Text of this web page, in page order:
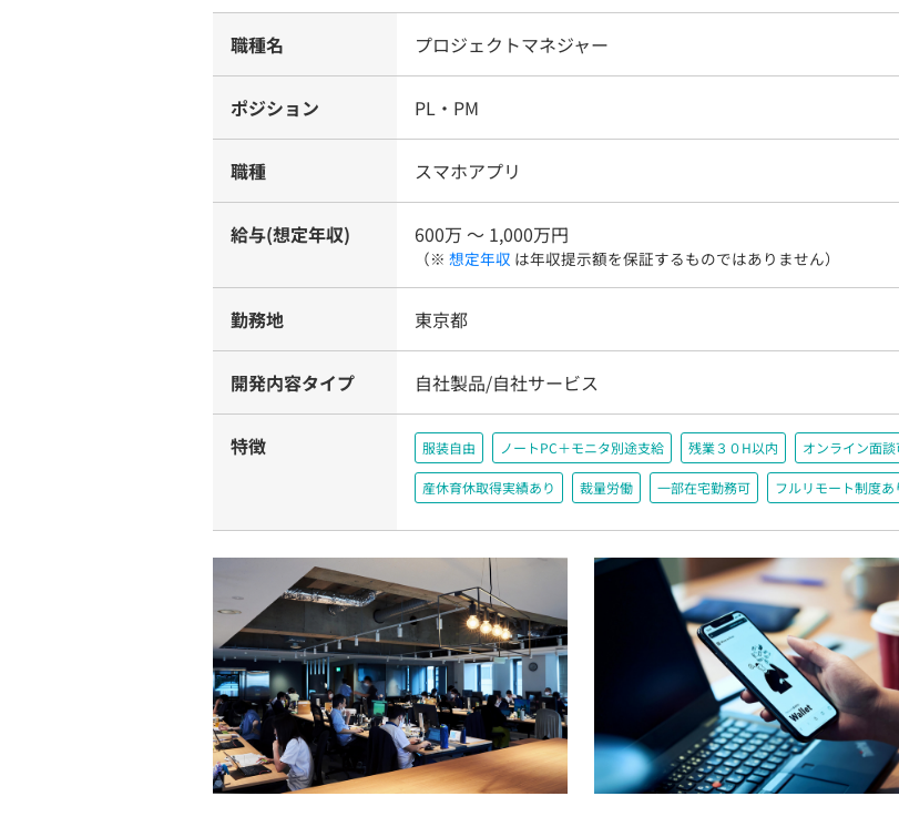
職種名 プロジェクトマネジャー
ポジション PL・PM
職種 スマホアプリ
給与(想定年収) 600万 〜 1,000万円
（※ 想定年収 は年収提示額を保証するものではありません）
勤務地 東京都
開発内容タイプ 自社製品/自社サービス
特徴 服装自由 ノートPC＋モニタ別途支給 残業３０H以内 オンライン面談
産休育休取得実績あり 裁量労働 一部在宅勤務可 フルリモート制度あ